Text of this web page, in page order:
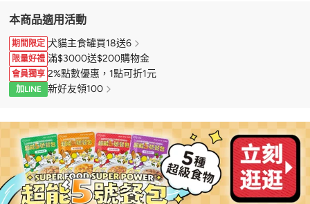
本商品適用活動
期間限定 犬貓主食罐買18送6
限量好禮 滿$3000送$200購物金
會員獨享 2%點數優惠，1點可折1元
加LINE 新好友領100